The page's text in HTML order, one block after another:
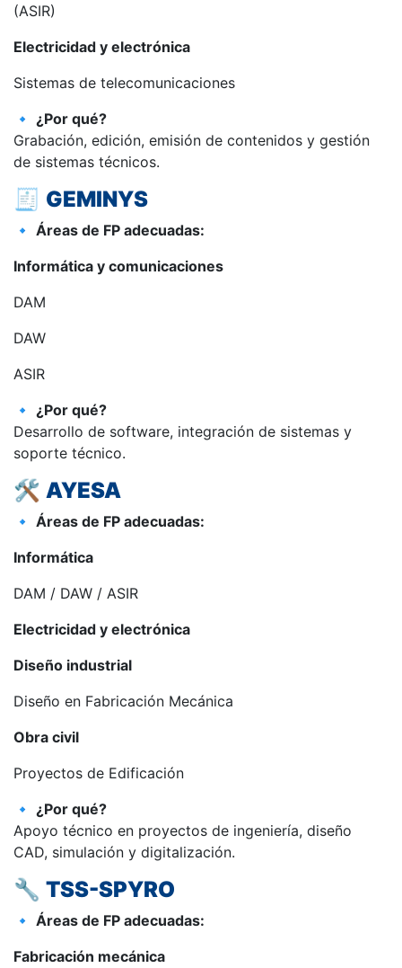
(ASIR)
Electricidad y electrónica
Sistemas de telecomunicaciones
🔹 ¿Por qué?
Grabación, edición, emisión de contenidos y gestión
de sistemas técnicos.
🧾 GEMINYS
🔹 Áreas de FP adecuadas:
Informática y comunicaciones
DAM
DAW
ASIR
🔹 ¿Por qué?
Desarrollo de software, integración de sistemas y
soporte técnico.
🛠️ AYESA
🔹 Áreas de FP adecuadas:
Informática
DAM / DAW / ASIR
Electricidad y electrónica
Diseño industrial
Diseño en Fabricación Mecánica
Obra civil
Proyectos de Edificación
🔹 ¿Por qué?
Apoyo técnico en proyectos de ingeniería, diseño
CAD, simulación y digitalización.
🔧 TSS-SPYRO
🔹 Áreas de FP adecuadas:
Fabricación mecánica